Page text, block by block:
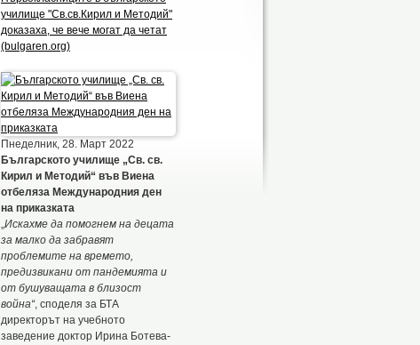
училище "Св.св.Кирил и Методий"
доказаха, че вече могат да четат
(bulgaren.org)
Пнеделник, 28. Март 2022
Българското училище „Св. св.
Кирил и Методий“ във Виена
отбеляза Международния ден
на приказката
„Искахме да помогнем на децата
за малко да забравят
проблемите на времето,
предизвикани от пандемията и
от бушуващата в близост
война“, споделя за БТА
директорът на учебното
заведение доктор Ирина Ботева-